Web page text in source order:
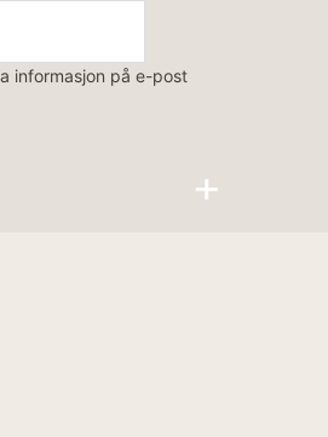
informasjon på e-post